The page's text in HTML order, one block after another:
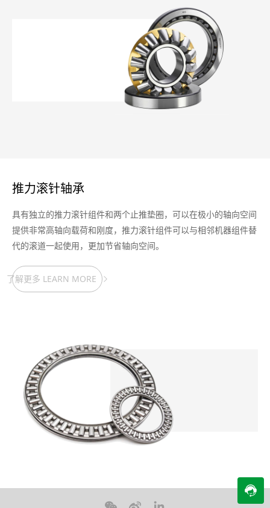
推力滚针轴承
具有独立的推力滚针组件和两个止推垫圈，可以在极小的轴向空间
提供非常高轴向载荷和刚度，推力滚针组件可以与相邻机器组件替
代的滚道一起使用，更加节省轴向空间。
了解更多 LEARN MORE